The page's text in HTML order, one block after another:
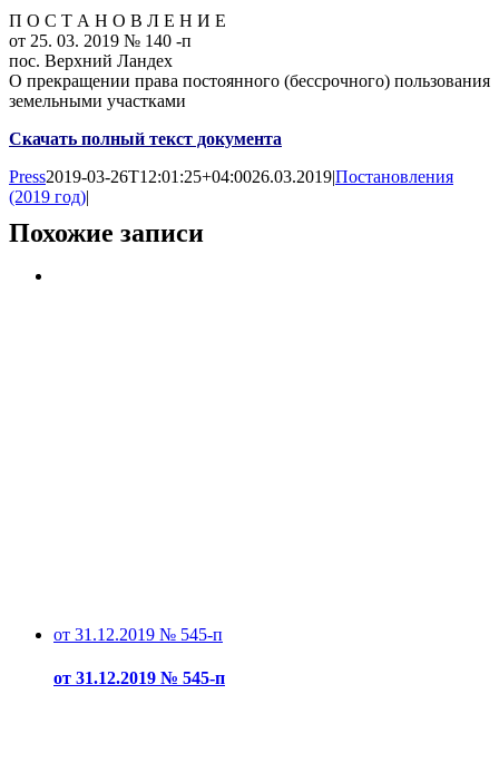
П О С Т А Н О В Л Е Н И Е
от 25. 03. 2019 № 140 -п
пос. Верхний Ландех
О прекращении права постоянного (бессрочного) пользования
земельными участками
Скачать полный текст документа
Press2019-03-26T12:01:25+04:0026.03.2019|Постановления
(2019 год)|
Похожие записи
от 31.12.2019 № 545-п
от 31.12.2019 № 545-п